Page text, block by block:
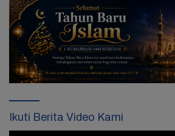
Ikuti Berita Video Kami